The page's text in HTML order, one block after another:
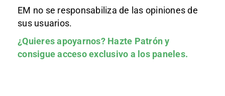
EM no se responsabiliza de las opiniones de
sus usuarios.
¿Quieres apoyarnos? Hazte Patróny
consigue acceso exclusivo a los paneles.